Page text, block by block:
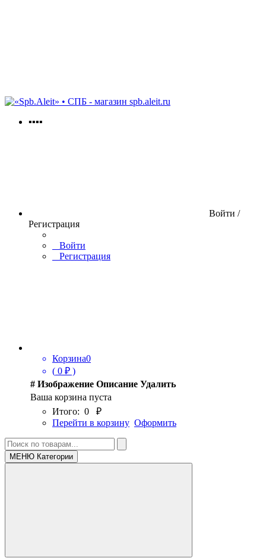
spb.aleit.ru
▪▪▪▪
Войти /
Регистрация
Войти
Регистрация
Корзина0
( 0 ₽ )
# Изображение Описание Удалить
Ваша корзина пуста
Итого: 0
₽
Перейти в корзину Оформить
МЕНЮ Категории